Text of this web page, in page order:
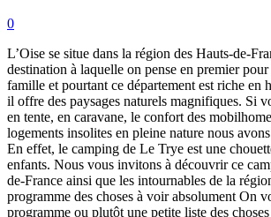
0
L’Oise se situe dans la région des Hauts-de-
destination à laquelle on pense en premier pour
famille et pourtant ce département est riche en
il offre des paysages naturels magnifiques. Si
en tente, en caravane, le confort des
logements insolites en pleine nature nous
En effet, le camping de Le Trye est une
enfants. Nous vous invitons à découvrir ce
de-France ainsi que les intournables de la
programme des choses à voir absolument On
programme ou plutôt une petite liste des